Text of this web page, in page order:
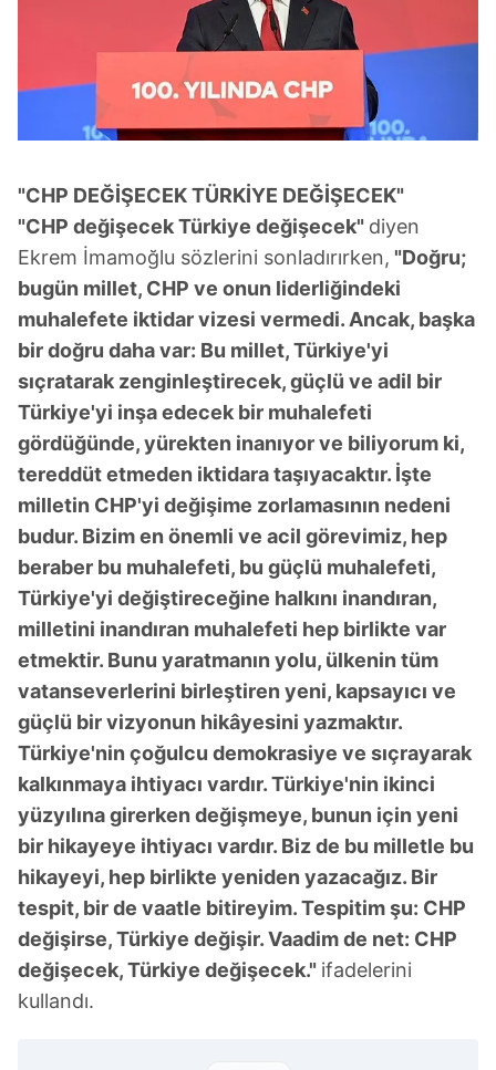
"CHP DEĞİŞECEK TÜRKİYE DEĞİŞECEK"
"CHP değişecek Türkiye değişecek" diyen
Ekrem İmamoğlu sözlerini sonladırırken, "Doğru;
bugün millet, CHP ve onun liderliğindeki
muhalefete iktidar vizesi vermedi. Ancak, başka
bir doğru daha var: Bu millet, Türkiye'yi
sıçratarak zenginleştirecek, güçlü ve adil bir
Türkiye'yi inşa edecek bir muhalefeti
gördüğünde, yürekten inanıyor ve biliyorum ki,
tereddüt etmeden iktidara taşıyacaktır. İşte
milletin CHP'yi değişime zorlamasının nedeni
budur. Bizim en önemli ve acil görevimiz, hep
beraber bu muhalefeti, bu güçlü muhalefeti,
Türkiye'yi değiştireceğine halkını inandıran,
milletini inandıran muhalefeti hep birlikte var
etmektir. Bunu yaratmanın yolu, ülkenin tüm
vatanseverlerini birleştiren yeni, kapsayıcı ve
güçlü bir vizyonun hikâyesini yazmaktır.
Türkiye'nin çoğulcu demokrasiye ve sıçrayarak
kalkınmaya ihtiyacı vardır. Türkiye'nin ikinci
yüzyılına girerken değişmeye, bunun için yeni
bir hikayeye ihtiyacı vardır. Biz de bu milletle bu
hikayeyi, hep birlikte yeniden yazacağız. Bir
tespit, bir de vaatle bitireyim. Tespitim şu: CHP
değişirse, Türkiye değişir. Vaadim de net: CHP
değişecek, Türkiye değişecek." ifadelerini
kullandı.